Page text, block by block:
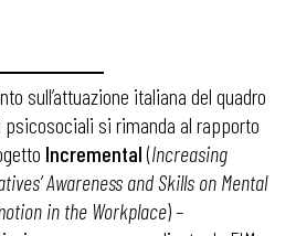
sull’attuazione italiana del quadro
si rimanda al rapporto
Incremental(Increasing
Awareness and Skills on Mental
in the Workplace) –